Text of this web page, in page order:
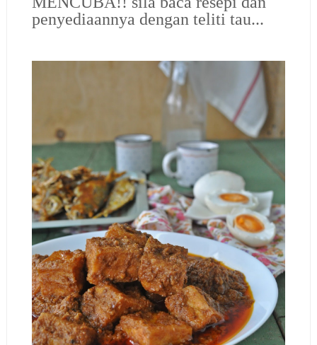
penyediaannya dengan teliti tau...